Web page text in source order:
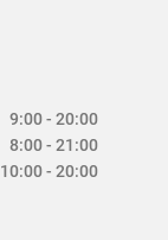
9:00 - 20:00
8:00 - 21:00
10:00 - 20:00